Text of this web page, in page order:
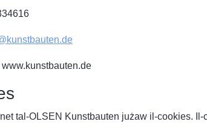
tal-OLSEN Kunstbauten jużaw il-cookies.